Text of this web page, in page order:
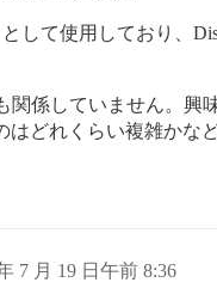
して使用しており、
関係していません。興
はどれくらい複雑かな
7 月 19 日午前 8:36